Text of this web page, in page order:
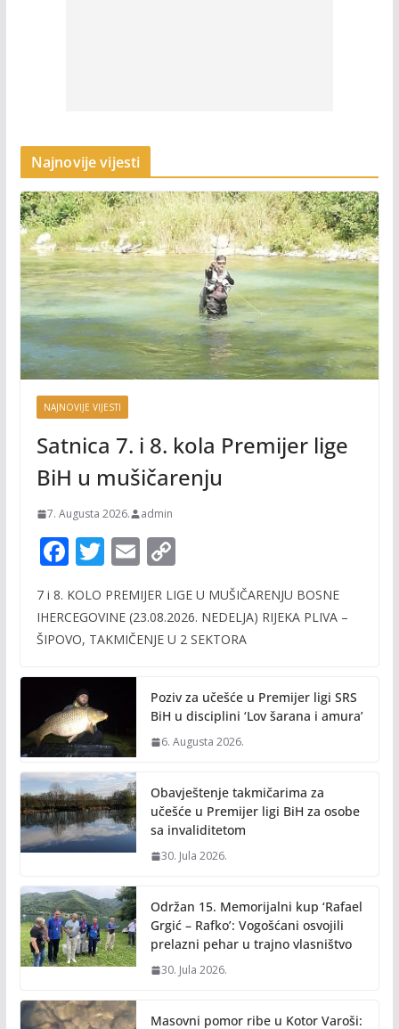
Najnovije vijesti
NAJNOVIJE VIJESTI
Satnica 7. i 8. kola Premijer lige
BiH u mušičarenju
7. Augusta 2026. admin
F
e
b
o
k
T
itt
er
E
ai
l
C
p
y
n
k
7 i 8. KOLO PREMIJER LIGE U MUŠIČARENJU BOSNE
IHERCEGOVINE (23.08.2026. NEDELJA) RIJEKA PLIVA –
ŠIPOVO, TAKMIČENJE U 2 SEKTORA
Poziv za učešće u Premijer ligi SRS
BiH u disciplini ‘Lov šarana i amura’
6. Augusta 2026.
Obavještenje takmičarima za
učešće u Premijer ligi BiH za osobe
sa invaliditetom
30. Jula 2026.
Održan 15. Memorijalni kup ‘Rafael
Grgić – Rafko’: Vogošćani osvojili
prelazni pehar u trajno vlasništvo
30. Jula 2026.
Masovni pomor ribe u Kotor Varoši: